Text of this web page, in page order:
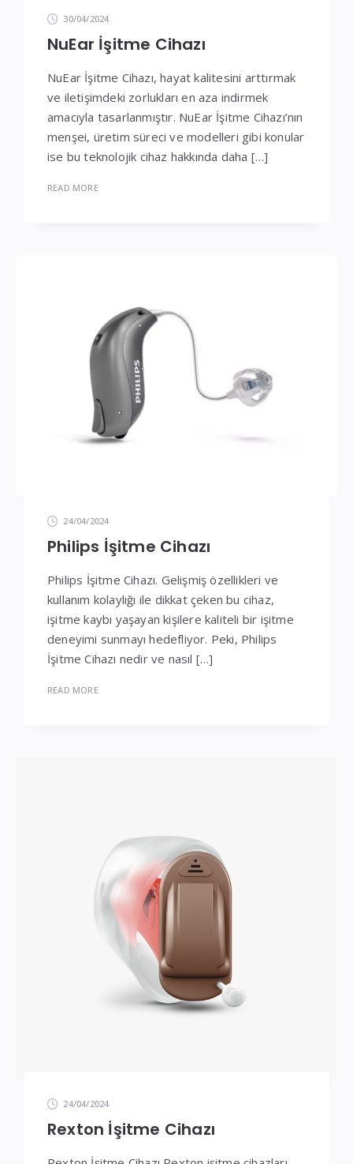
30/04/2024
NuEar İşitme Cihazı
NuEar İşitme Cihazı, hayat kalitesini arttırmak
ve iletişimdeki zorlukları en aza indirmek
amacıyla tasarlanmıştır. NuEar İşitme Cihazı’nın
menşei, üretim süreci ve modelleri gibi konular
ise bu teknolojik cihaz hakkında daha […]
READ MORE
24/04/2024
Philips İşitme Cihazı
Philips İşitme Cihazı. Gelişmiş özellikleri ve
kullanım kolaylığı ile dikkat çeken bu cihaz,
işitme kaybı yaşayan kişilere kaliteli bir işitme
deneyimi sunmayı hedefliyor. Peki, Philips
İşitme Cihazı nedir ve nasıl […]
READ MORE
24/04/2024
Rexton İşitme Cihazı